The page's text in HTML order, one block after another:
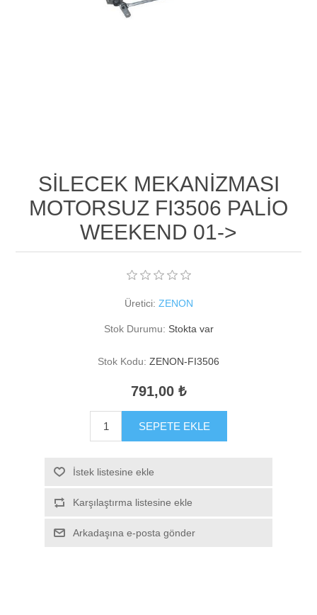
SİLECEK MEKANİZMASI
MOTORSUZ FI3506 PALİO
WEEKEND 01->
Üretici: ZENON
Stok Durumu: Stokta var
Stok Kodu: ZENON-FI3506
791,00 ₺
SEPETE EKLE
İstek listesine ekle
Karşılaştırma listesine ekle
Arkadaşına e-posta gönder